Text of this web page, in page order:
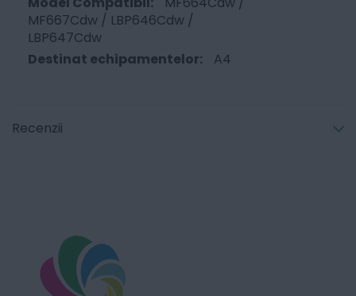
MF667Cdw / LBP646Cdw /
LBP647Cdw
A4
Recenzii